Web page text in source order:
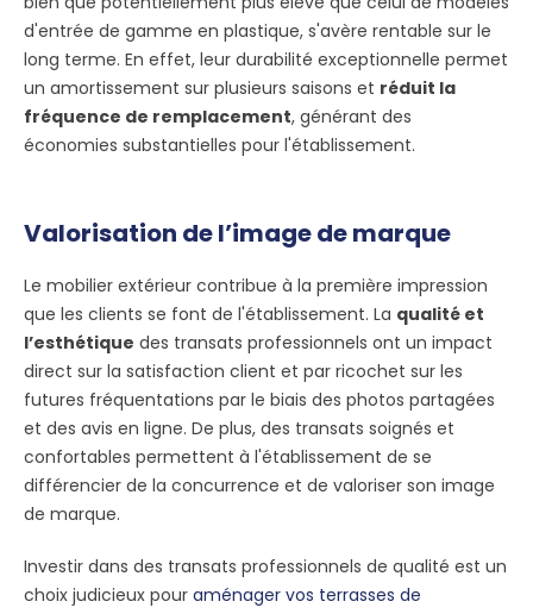
d'entrée de gamme en plastique, s'avère rentable sur le
long terme. En effet, leur durabilité exceptionnelle permet
un amortissement sur plusieurs saisons et réduit la
fréquence de remplacement, générant des
économies substantielles pour l'établissement.
Valorisation de l’image de marque
Le mobilier extérieur contribue à la première impression
que les clients se font de l'établissement. La qualité et
l’esthétique des transats professionnels ont un impact
direct sur la satisfaction client et par ricochet sur les
futures fréquentations par le biais des photos partagées
et des avis en ligne. De plus, des transats soignés et
confortables permettent à l'établissement de se
différencier de la concurrence et de valoriser son image
de marque.
Investir dans des transats professionnels de qualité est un
choix judicieux pour aménager vos terrasses de